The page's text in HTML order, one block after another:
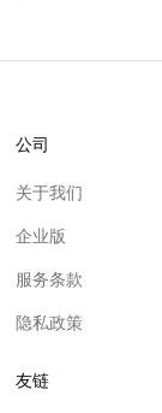
公司
关于我们
企业版
服务条款
隐私政策
友链